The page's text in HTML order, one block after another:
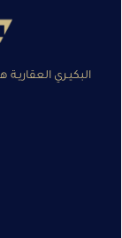
البكيـري